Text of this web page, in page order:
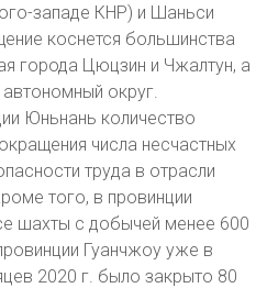
западе КНР) и Шаньси
коснется большинства
города Цюцзин и Чжалтун, а
округ.
Юньнань количество
числа несчастных
труда в отрасли
того, в провинции
шахты с добычей менее 600
Гуанчжоу уже в
2020 г. было закрыто 80